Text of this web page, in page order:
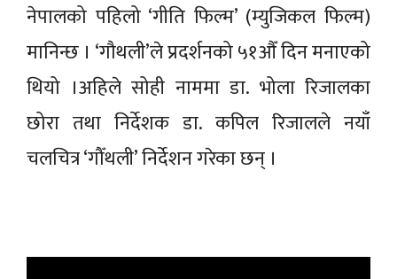
नेपालको पहिलो ‘गीति फिल्म’ (म्युजिकल फिल्म)
मानिन्छ । ‘गौथली’ले प्रदर्शनको ५१औँ दिन मनाएको
थियो ।अहिले सोही नाममा डा. भोला रिजालका
छोरा तथा निर्देशक डा. कपिल रिजालले नयाँ
चलचित्र ‘गौँथली’ निर्देशन गरेका छन् ।